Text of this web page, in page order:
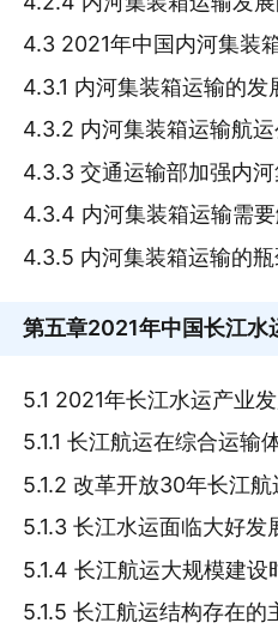
4.3 2021年中国内河集装
4.3.1 内河集装箱运输的发
4.3.2 内河集装箱运输航
4.3.3 交通运输部加强内
4.3.4 内河集装箱运输需
4.3.5 内河集装箱运输的
第五章2021年中国长江水
5.1 2021年长江水运产业
5.1.1 长江航运在综合运输
5.1.2 改革开放30年长江
5.1.3 长江水运面临大好发
5.1.4 长江航运大规模建设
5.1.5 长江航运结构存在的